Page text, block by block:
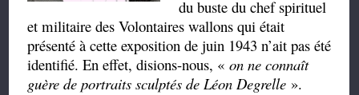
du buste du chef spirituel
et militaire des Volontaires wallons qui était
présenté à cette exposition de juin 1943 n’ait pas été
identifié. En effet, disions-nous, «on ne connaît
guère de portraits sculptés de Léon Degrelle ».